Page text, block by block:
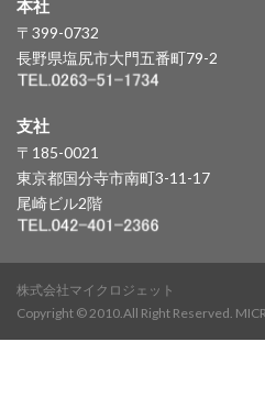
本社
〒399-0732
長野県塩尻市大門五番町79-2
支社
〒185-0021
東京都国分寺市南町3-11-17
尾崎ビル2階
株式会社マイクロジェット
Copyright © 2010.All Right Reserved.